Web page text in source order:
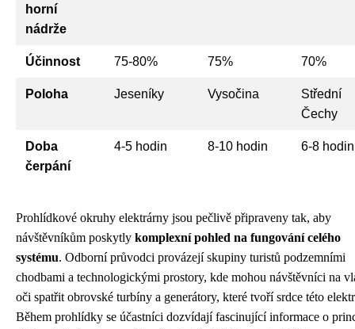
horní
nádrže
Účinnost 75-80% 75% 70%
Poloha Jeseníky Vysočina
Střední
Čechy
Doba
čerpání
4-5 hodin 8-10 hodin 6-8 hodin
Prohlídkové okruhy elektrárny jsou pečlivě připraveny tak, aby
návštěvníkům poskytly komplexní pohled na fungování celého
systému. Odborní průvodci provázejí skupiny turistů podzemními
chodbami a technologickými prostory, kde mohou návštěvníci na
oči spatřit obrovské turbíny a generátory, které tvoří srdce této
Během prohlídky se účastníci dozvídají fascinující informace o